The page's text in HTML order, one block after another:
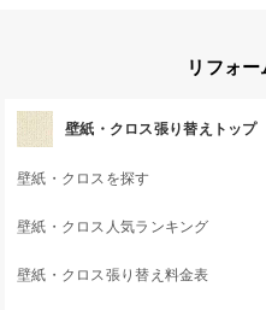
リフォ
壁紙・クロス張り替えトップ
壁紙・クロスを探す
壁紙・クロス人気ランキング
壁紙・クロス張り替え料金表